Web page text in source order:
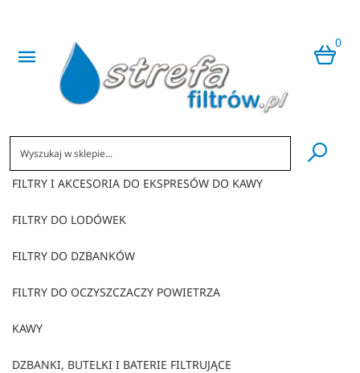
0
​
FILTRY I AKCESORIA DO EKSPRESÓW DO KAWY
FILTRY DO LODÓWEK
FILTRY DO DZBANKÓW
FILTRY DO OCZYSZCZACZY POWIETRZA
KAWY
DZBANKI, BUTELKI I BATERIE FILTRUJĄCE